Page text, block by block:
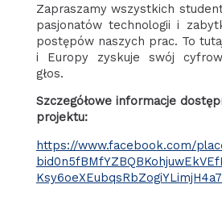
Zapraszamy wszystkich
pasjonatów technologii i
postępów naszych prac. To
i Europy zyskuje swój
głos.
Szczegółowe informacje
projektu:
https://www.facebook.com/